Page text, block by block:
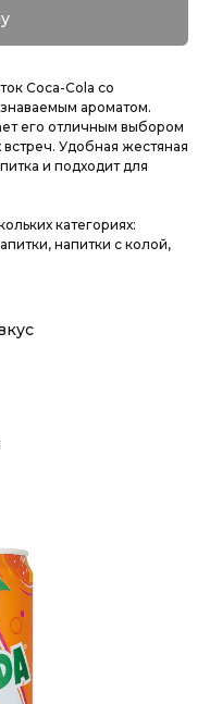
Coca-Cola со
ароматом.
его отличным выбором
Удобная жестяная
и подходит для
категориях:
напитки с колой,